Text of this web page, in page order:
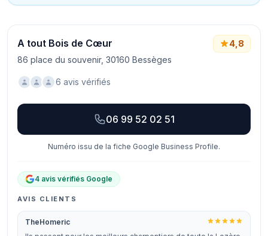
A tout Bois de Cœur
86 place du souvenir, 30160 Bessèges
4,8
6 avis vérifiés
06 99 52 02 51
Numéro issu de la fiche Google Business Profile.
4 avis vérifiés Google
AVIS CLIENTS
TheHomeric